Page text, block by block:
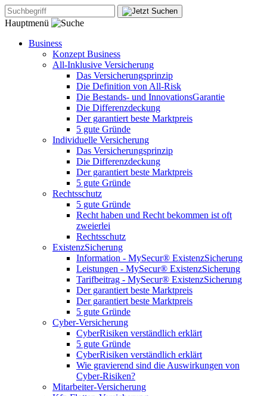
Hauptmenü
Business
Konzept Business
All-Inklusive Versicherung
Das Versicherungsprinzip
Die Definition von All-Risk
Die Bestands- und InnovationsGarantie
Die Differenzdeckung
Der garantiert beste Marktpreis
5 gute Gründe
Individuelle Versicherung
Das Versicherungsprinzip
Die Differenzdeckung
Der garantiert beste Marktpreis
5 gute Gründe
Rechtsschutz
5 gute Gründe
Recht haben und Recht bekommen ist oft
zweierlei
Rechtsschutz
ExistenzSicherung
Information - MySecur® ExistenzSicherung
Leistungen - MySecur® ExistenzSicherung
Tarifbeitrag - MySecur® ExistenzSicherung
Der garantiert beste Marktpreis
Der garantiert beste Marktpreis
5 gute Gründe
Cyber-Versicherung
CyberRisiken verständlich erklärt
5 gute Gründe
CyberRisiken verständlich erklärt
Wie gravierend sind die Auswirkungen von
Cyber-Risiken?
Mitarbeiter-Versicherung